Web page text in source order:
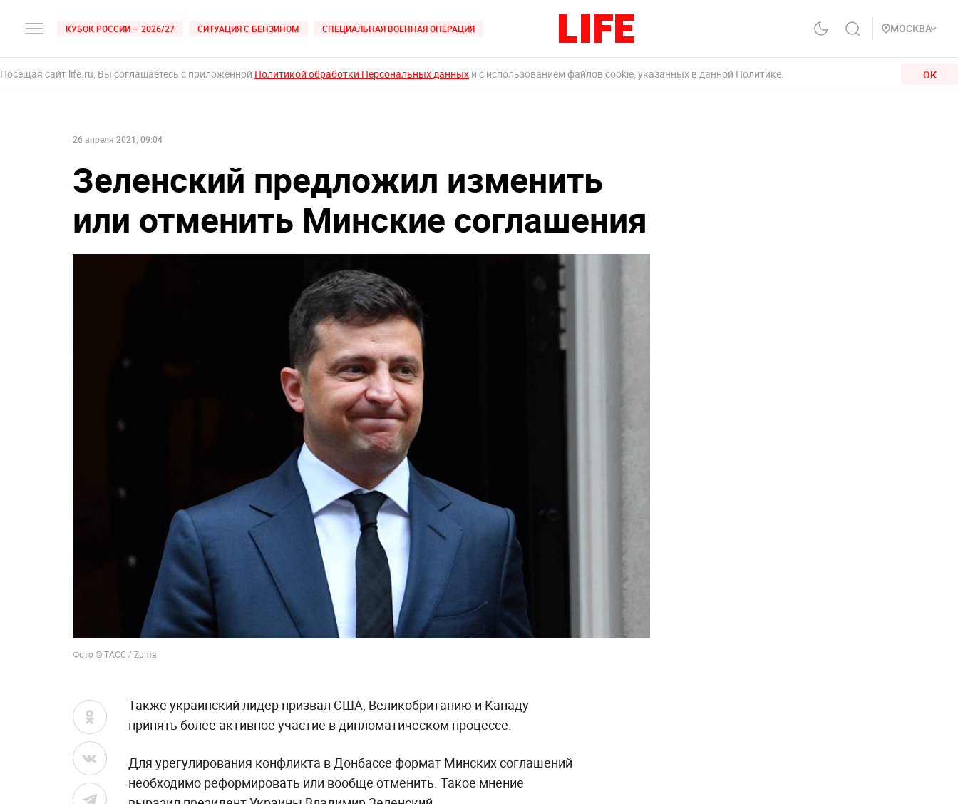
КУБОК РОССИИ — 2026/27 СИТУАЦИЯ С БЕНЗИНОМ СПЕЦИАЛЬНАЯ ВОЕННАЯ ОПЕРАЦИЯ МОСКВА
Посещая сайт life.ru, Вы соглашаетесь с приложенной Политикой обработки Персональных данных и с использованием файлов cookie, указанных в данной Политике. ОК
26 апреля 2021, 09:04
Зеленский предложил изменить
или отменить Минские соглашения
Фото © ТАСС / Zuma
Также украинский лидер призвал США, Великобританию и Канаду
принять более активное участие в дипломатическом процессе.
Для урегулирования конфликта в Донбассе формат Минских соглашений
необходимо реформировать или вообще отменить. Такое мнение